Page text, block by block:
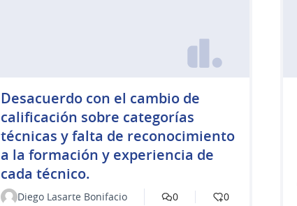
Desacuerdo con el cambio de
calificación sobre categorías
técnicas y falta de reconocimiento
a la formación y experiencia de
cada técnico.
Diego Lasarte Bonifacio 0 0